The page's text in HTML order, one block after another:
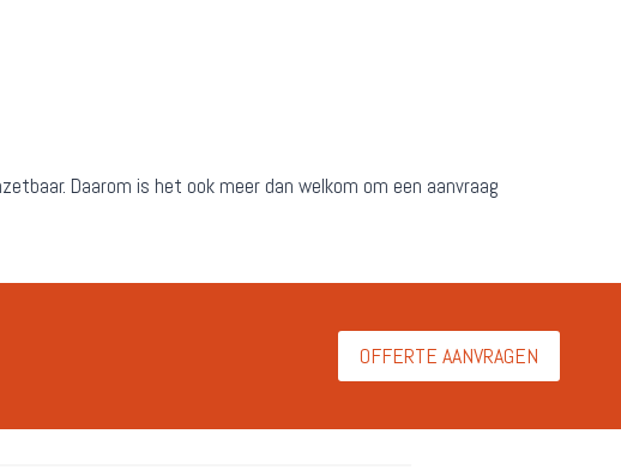
Daarom is het ook meer dan welkom om een aanvraag
OFFERTE AANVRAGEN